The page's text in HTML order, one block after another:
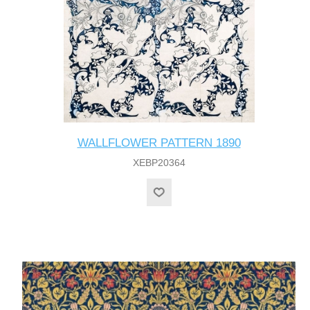
WALLFLOWER PATTERN 1890
XEBP20364